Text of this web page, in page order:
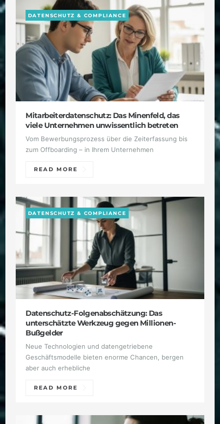
Mitarbeiterdatenschutz: Das Minenfeld, das
viele Unternehmen unwissentlich betreten
DATENSCHUTZ & COMPLIANCE
Vom Bewerbungsprozess über die Zeiterfassung bis
zum Offboarding – in Ihrem Unternehmen
READ MORE
Datenschutz-Folgenabschätzung: Das
unterschätzte Werkzeug gegen Millionen-
Bußgelder
DATENSCHUTZ & COMPLIANCE
Neue Technologien und datengetriebene
Geschäftsmodelle bieten enorme Chancen, bergen
aber auch erhebliche
READ MORE